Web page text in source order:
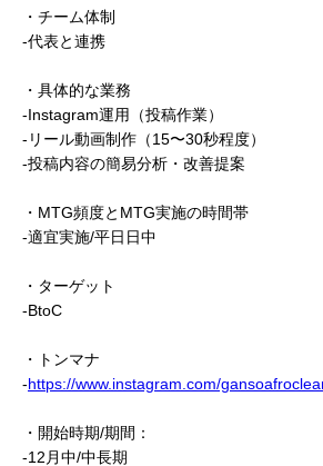
・チーム体制
-代表と連携
・具体的な業務
-Instagram運用（投稿作業）
-リール動画制作（15〜30秒程度）
-投稿内容の簡易分析・改善提案
・MTG頻度とMTG実施の時間帯
-適宜実施/平日日中
・ターゲット
-BtoC
・トンマナ
-https://www.instagram.com/
・開始時期/期間：
-12月中/中長期